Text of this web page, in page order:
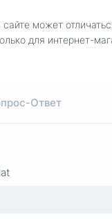
может
для интернет-
Ответ